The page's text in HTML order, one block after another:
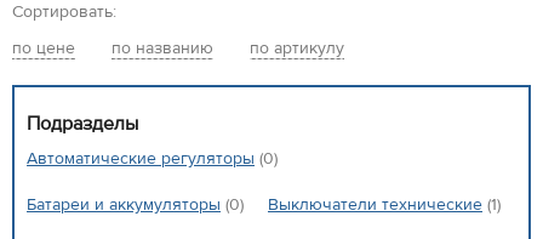
Сортировать:
по цене
по названию по артикулу
Подразделы
Автоматические регуляторы (0)
Батареи и аккумуляторы (0) Выключатели технические (1)